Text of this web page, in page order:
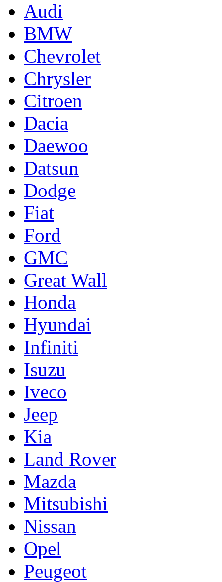
Audi
BMW
Chevrolet
Chrysler
Citroen
Dacia
Daewoo
Datsun
Dodge
Fiat
Ford
GMC
Great Wall
Honda
Hyundai
Infiniti
Isuzu
Iveco
Jeep
Kia
Land Rover
Mazda
Mitsubishi
Nissan
Opel
Peugeot